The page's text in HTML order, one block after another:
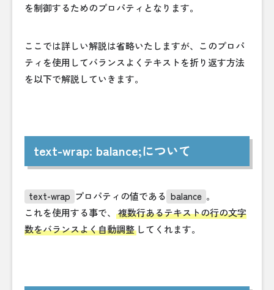
を制御するためのプロパティとなります。
ここでは詳しい解説は省略いたしますが、このプロパ
ティを使用してバランスよくテキストを折り返す方法
を以下で解説していきます。
text-wrap: balance;について
text-wrap プロパティの値である balance 。
これを使用する事で、
複数行あるテキストの行の文字
数をバランスよく自動調整 してくれます。